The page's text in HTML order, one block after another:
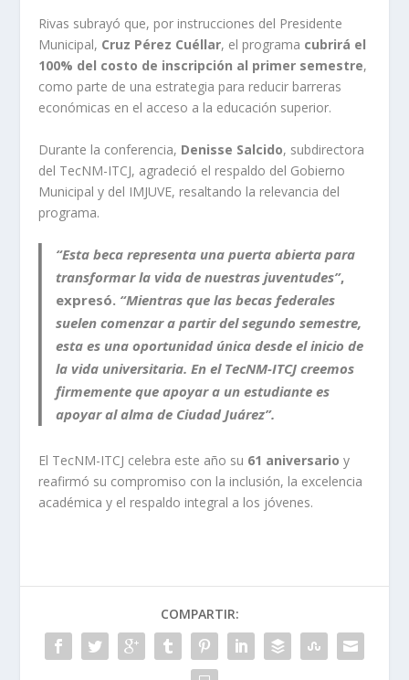
Rivas subrayó que, por instrucciones del Presidente
Municipal, Cruz Pérez Cuéllar, el programa cubrirá el
100% del costo de inscripción al primer semestre,
como parte de una estrategia para reducir barreras
económicas en el acceso a la educación superior.
Durante la conferencia, Denisse Salcido, subdirectora
del TecNM-ITCJ, agradeció el respaldo del Gobierno
Municipal y del IMJUVE, resaltando la relevancia del
programa.
“Esta beca representa una puerta abierta para
transformar la vida de nuestras juventudes”,
expresó. “Mientras que las becas federales
suelen comenzar a partir del segundo semestre,
esta es una oportunidad única desde el inicio de
la vida universitaria. En el TecNM-ITCJ creemos
firmemente que apoyar a un estudiante es
apoyar al alma de Ciudad Juárez”.
El TecNM-ITCJ celebra este año su 61 aniversario y
reafirmó su compromiso con la inclusión, la excelencia
académica y el respaldo integral a los jóvenes.
COMPARTIR: